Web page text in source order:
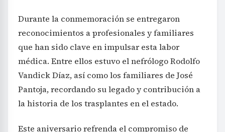
Durante la conmemoración se entregaron
reconocimientos a profesionales y familiares
que han sido clave en impulsar esta labor
médica. Entre ellos estuvo el nefrólogo Rodolfo
Vandick Díaz, así como los familiares de José
Pantoja, recordando su legado y contribución a
la historia de los trasplantes en el estado.
Este aniversario refrenda el compromiso de